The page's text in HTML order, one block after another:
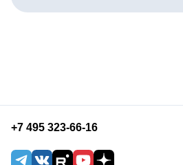
+7 495 323-66-16